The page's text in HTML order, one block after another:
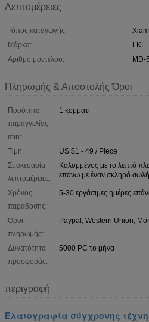
Λεπτομέρειες
Τόπος καταγωγής:
Μάρκα:
LKL
Αριθμό μοντέλου:
MD-
Πληρωμής & Αποστολής Όροι
Ποσότητα
παραγγελίας
min:
1 κομμάτι
Τιμή:
US $1 - 49 / Piece
Συσκευασία
λεπτομέρειες:
Καλυμμένος με το λεπτό
επάνω με έναν σκληρό
Χρόνος
παράδοσης:
5-30 εργάσιμες ημέρες
Όροι
πληρωμής:
Paypal, Western Union,
Δυνατότητα
προσφοράς:
5000 PC το μήνα
περιγραφή
Ελαιογραφία σύγχρονης